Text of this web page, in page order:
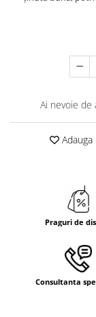
LINCLASS, High
PORT-TACAMURI
TRAVERSE DE
AURIU, ARGINTIU
Cu IMPRIMEU
CAPACE,
FUSTE MASA BUFET
VESELA PREMIUM
SPA & WELLNESS
Ai nevoie de
Adauga
Praguri de
Consultanta